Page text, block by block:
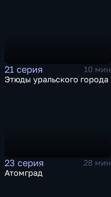
21 серия
10 мин
Этюды уральского города
23 серия
28 мин
Атомград